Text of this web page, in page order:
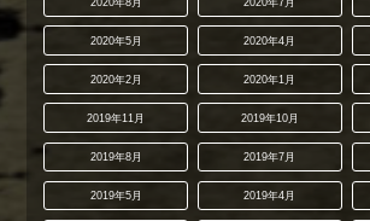
2020年5月 2020年4月
2020年2月 2020年1月
2019年11月 2019年10月
2019年8月 2019年7月
2019年5月 2019年4月